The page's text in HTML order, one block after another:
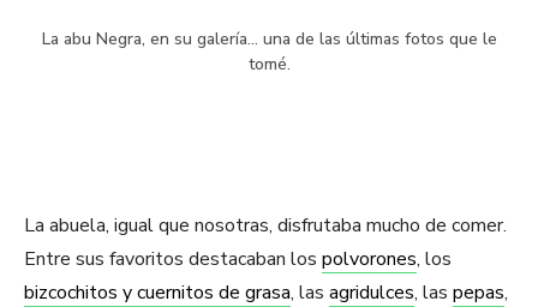
La abu Negra, en su galería… una de las últimas fotos que le
tomé.
La abuela, igual que nosotras, disfrutaba mucho de comer.
Entre sus favoritos destacaban los polvorones, los
bizcochitos y cuernitos de grasa, las agridulces, las pepas,